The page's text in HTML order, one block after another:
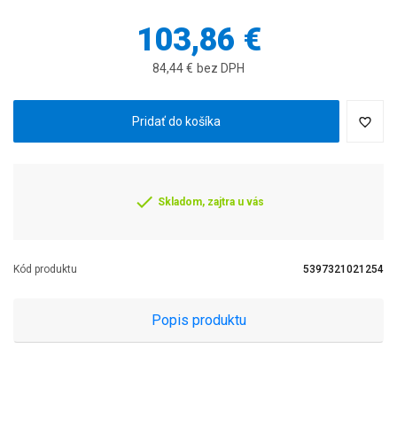
103,86 €
84,44 € bez DPH
Pridať do košíka
Skladom, zajtra u vás
Kód produktu 5397321021254
Popis produktu